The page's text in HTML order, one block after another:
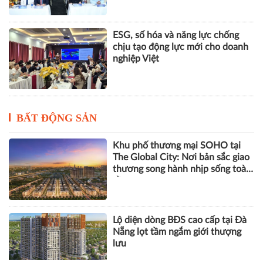
Khai giảng Chương trình CEO
2026, nâng cao năng lực quản trị
cho doanh nghiệp nhỏ và vừa
nghiệp Việt
BẤT ĐỘNG SẢN
Khu phố thương mại SOHO tại
The Global City: Nơi bản sắc giao
thương song hành nhịp sống toàn